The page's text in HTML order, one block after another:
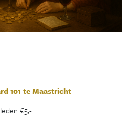
101 te Maastricht
€5,-